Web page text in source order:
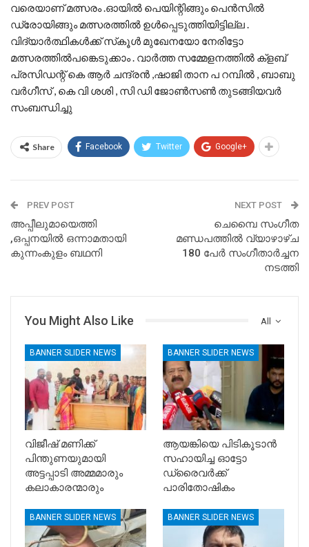
വരെയാണ് മത്സരം .ഓയിൽ പെയിന്റിങ്ങും പെൻസിൽ
ഡ്രോയിങ്ങും മത്സരത്തിൽ ഉൾപ്പെടുത്തിയിട്ടില്ല .
വിദ്യാർത്ഥികൾക്ക് സ്‌കൂൾ മുഖേനയോ നേരിട്ടോ
മത്സരത്തിൽപങ്കെടുക്കാം . വാർത്ത സമ്മേളനത്തിൽ ക്ളബ്
പ്രസിഡന്റ് കെ ആർ ചന്ദ്രൻ ,ഷാജി താന പ റമ്പിൽ , ബാബു
വർഗീസ് , കെ വി ശശി , സി ഡി ജോൺസൺ തുടങ്ങിയവർ
സംബന്ധിച്ചു
Share Facebook Twitter Google+
PREV POST
അപ്പീലുമായെത്തി
,ഒപ്പനയിൽ ഒന്നാമതായി
കുന്നംകുളം ബഥനി
NEXT POST
ചെമ്പൈ സംഗീത
മണ്ഡപത്തിൽ വ്യാഴാഴ്ച
180 പേർ സംഗീതാർച്ചന
നടത്തി
All
You Might Also Like
BANNER SLIDER NEWS
വിജീഷ് മണിക്ക്
പിന്തുണയുമായി
അട്ടപ്പാടി അമ്മമാരും
കലാകാരന്മാരും
BANNER SLIDER NEWS
ആയങ്കിയെ പിടികൂടാൻ
സഹായിച്ച ഓട്ടോ
ഡ്രൈവർക്ക്
പാരിതോഷികം
BANNER SLIDER NEWS BANNER SLIDER NEWS